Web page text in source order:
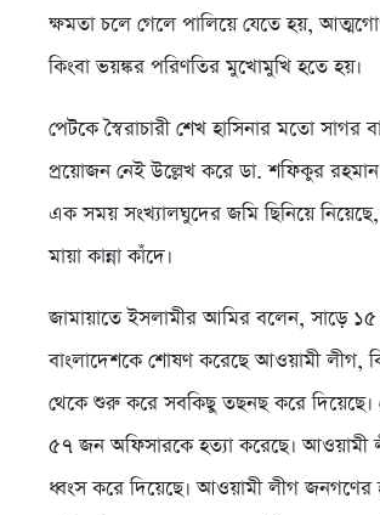
ক্ষমতা চলে গেলে পালিয়ে যেতে হয়,
কিংবা ভয়ঙ্কর পরিণতির মুখোমুখি হতে হয়।
পেটকে স্বৈরাচারী শেখ হাসিনার মতো সাগর
প্রয়োজন নেই উল্লেখ করে ডা. শফিকুর
এক সময় সংখ্যালঘুদের জমি ছিনিয়ে
মায়া কান্না কাঁদে।
জামায়াতে ইসলামীর আমির বলেন, সাড়ে
বাংলাদেশকে শোষণ করেছে আওয়ামী লীগ,
থেকে শুরু করে সবকিছু তছনছ করে দিয়েছে।
৫৭ জন অফিসারকে হত্যা করেছে। আওয়ামী
ধ্বংস করে দিয়েছে। আওয়ামী লীগ জনগণের